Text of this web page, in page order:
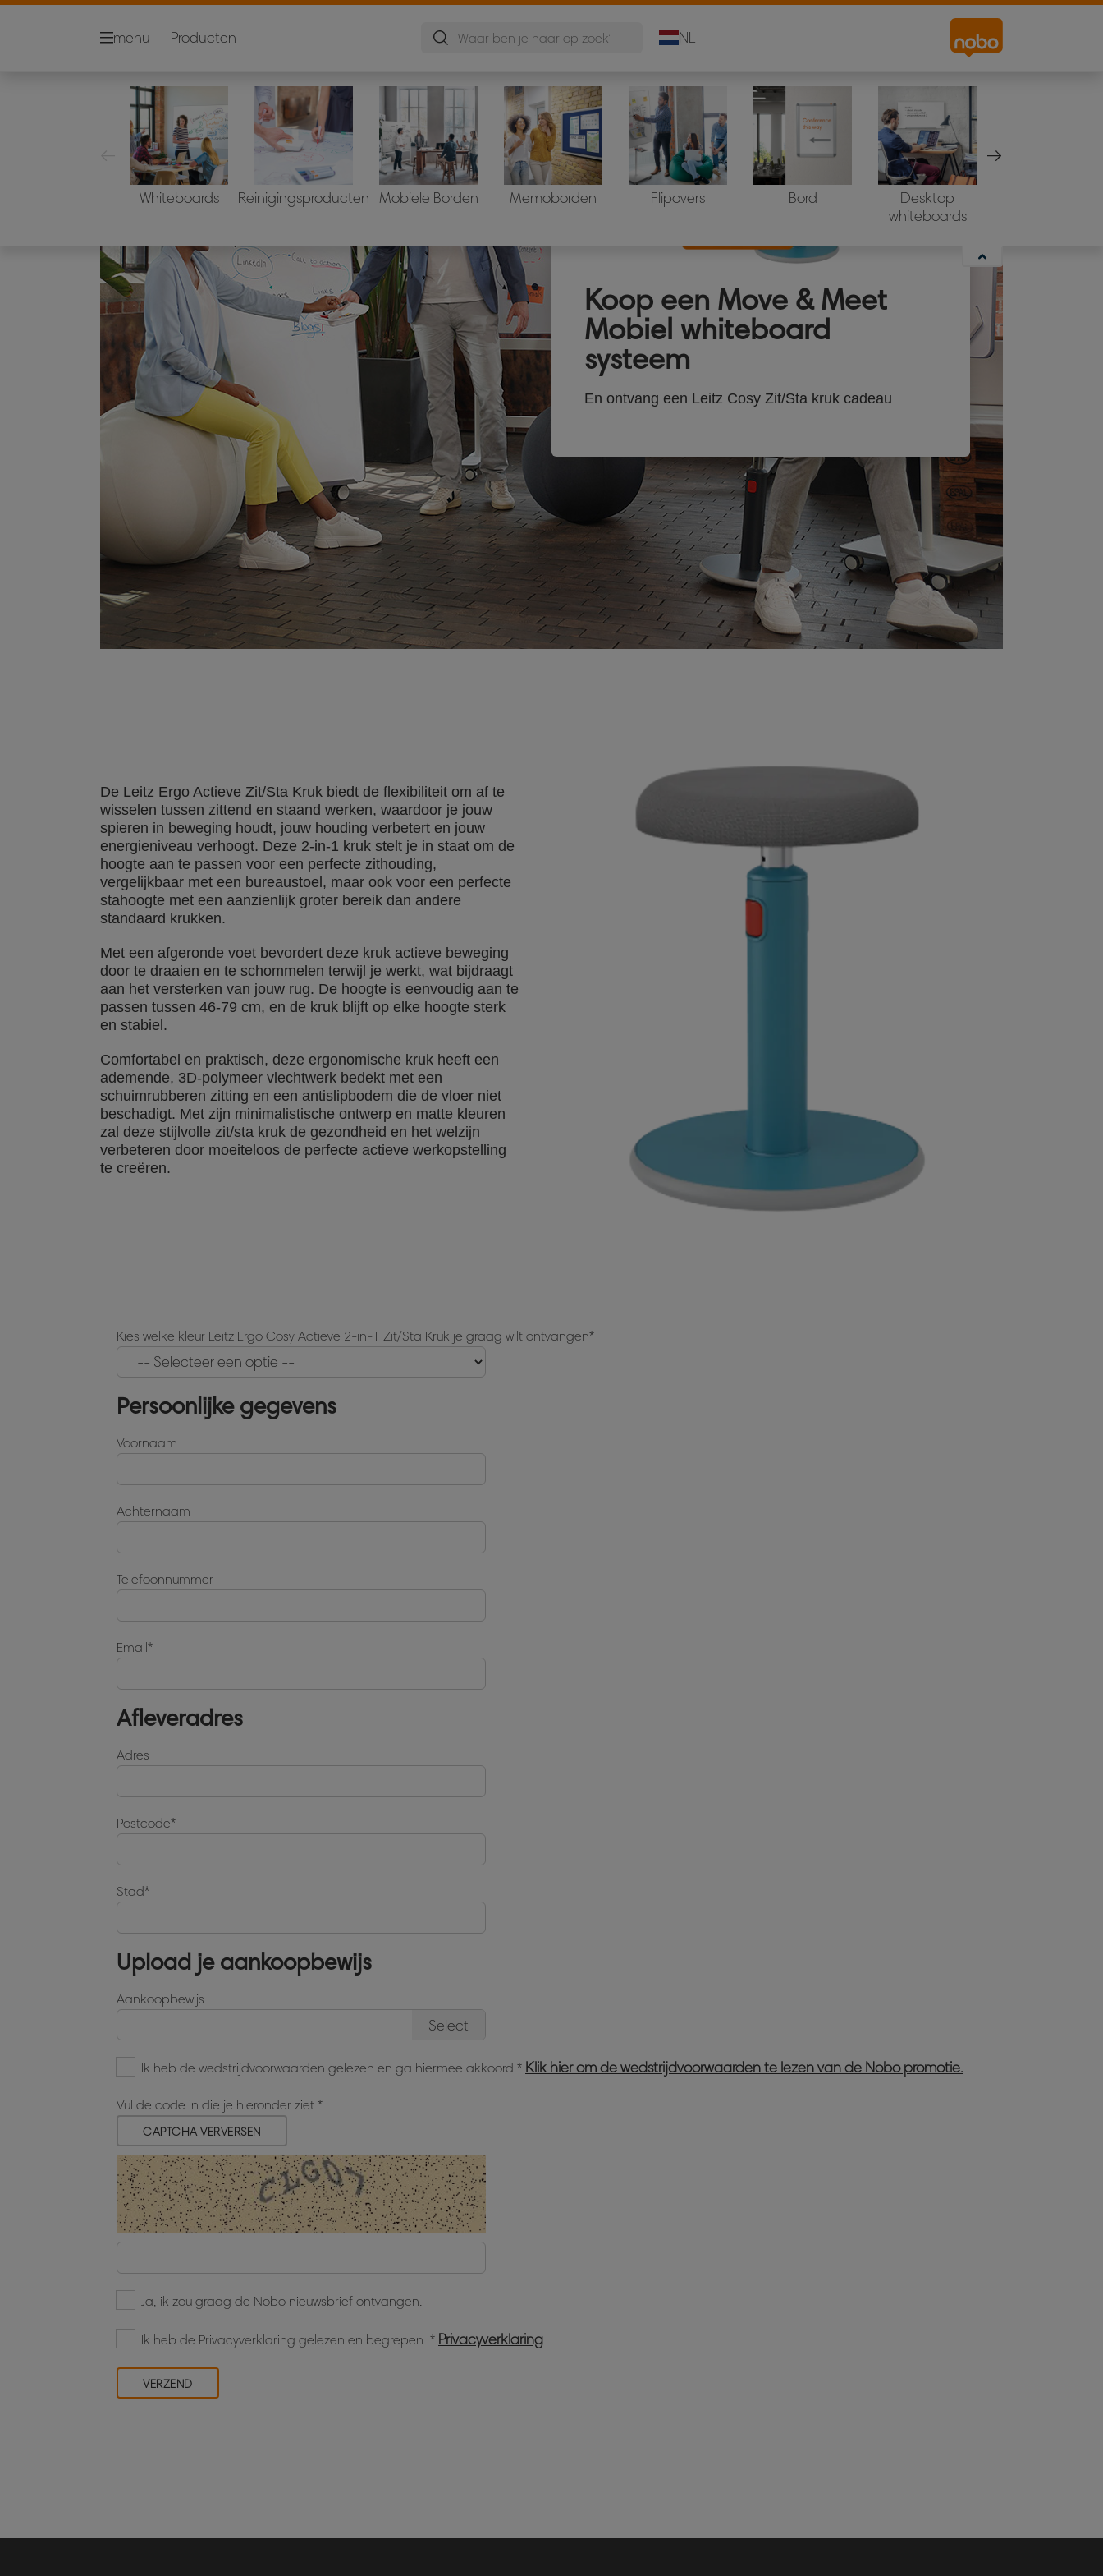
menu Producten NL
Whiteboards Reinigingsproducten Mobiele Borden Memoborden Flipovers Bord
Desktop
whiteboards
Koop een Move & Meet
Mobiel whiteboard
systeem
En ontvang een Leitz Cosy Zit/Sta kruk cadeau
De Leitz Ergo Actieve Zit/Sta Kruk biedt de flexibiliteit om af te
wisselen tussen zittend en staand werken, waardoor je jouw
spieren in beweging houdt, jouw houding verbetert en jouw
energieniveau verhoogt. Deze 2-in-1 kruk stelt je in staat om de
hoogte aan te passen voor een perfecte zithouding,
vergelijkbaar met een bureaustoel, maar ook voor een perfecte
stahoogte met een aanzienlijk groter bereik dan andere
standaard krukken.
Met een afgeronde voet bevordert deze kruk actieve beweging
door te draaien en te schommelen terwijl je werkt, wat bijdraagt
aan het versterken van jouw rug. De hoogte is eenvoudig aan te
passen tussen 46-79 cm, en de kruk blijft op elke hoogte sterk
en stabiel.
Comfortabel en praktisch, deze ergonomische kruk heeft een
ademende, 3D-polymeer vlechtwerk bedekt met een
schuimrubberen zitting en een antislipbodem die de vloer niet
beschadigt. Met zijn minimalistische ontwerp en matte kleuren
zal deze stijlvolle zit/sta kruk de gezondheid en het welzijn
verbeteren door moeiteloos de perfecte actieve werkopstelling
te creëren.
Kies welke kleur Leitz Ergo Cosy Actieve 2-in-1 Zit/Sta Kruk je graag wilt ontvangen
Persoonlijke gegevens
Voornaam
Achternaam
Telefoonnummer
Email
Afleveradres
Adres
Postcode
Stad
Upload je aankoopbewijs
Aankoopbewijs
Select
Ik heb de wedstrijdvoorwaarden gelezen en ga hiermee akkoord Klik hier om de wedstrijdvoorwaarden te lezen van de Nobo promotie.
Vul de code in die je hieronder ziet
CAPTCHA VERVERSEN
Ja, ik zou graag de Nobo nieuwsbrief ontvangen.
Ik heb de Privacyverklaring gelezen en begrepen. Privacyverklaring
VERZEND